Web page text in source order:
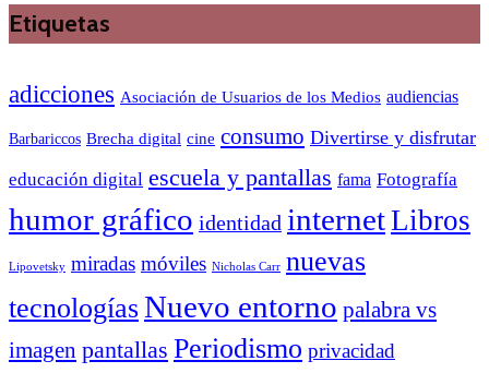
Etiquetas
adicciones Asociación de Usuarios de los Medios audiencias
Barbariccos Brecha digital cine consumo Divertirse y disfrutar
educación digital escuela y pantallas fama Fotografía
humor gráfico identidad internetLibros
Lipovetsky miradas móviles Nicholas Carr nuevas
tecnologíasNuevo entorno palabra vs
imagen pantallas Periodismo privacidad